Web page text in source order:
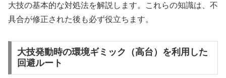
大技の基本的な対処法を解説します。これらの知識は、不
具合が修正された後も必ず役立ちます。
大技発動時の環境ギミック（高台）を利用した
回避ルート